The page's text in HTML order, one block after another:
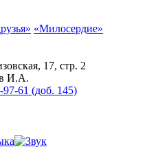
«Милосердие»
17, стр. 2
И.А.
97-61 (доб. 145)